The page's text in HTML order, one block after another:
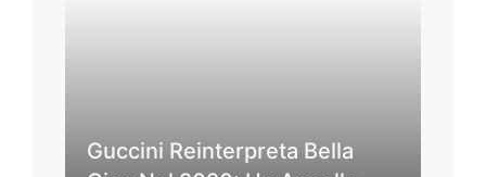
Guccini Reinterpreta Bella